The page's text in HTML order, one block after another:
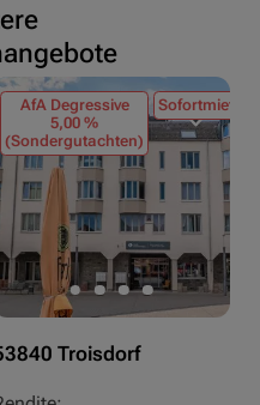
AfA Degressive
5,00 %
(Sondergutachten)
Sofortmiete
Troisdorf